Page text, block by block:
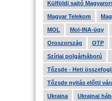
Külföldi sajtó
Magyar Telekom
MOL Mol-INA-ügy
Oroszország OTP
Szíriai polgárháború
Tőzsde - Heti
Tőzsde nyitás előtti
Ukrajna Ukrajnai